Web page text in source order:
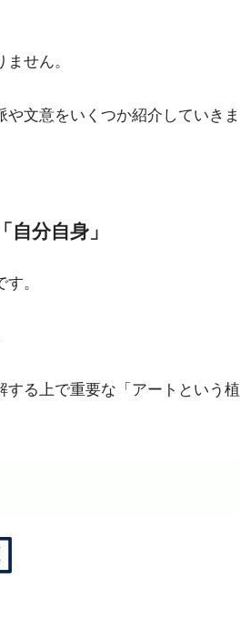
せん。
文意をいくつか紹介していきま
分自身」
す。
る上で重要な「アートという植